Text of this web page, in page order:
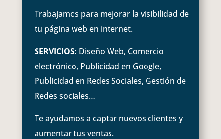
Trabajamos para mejorar la visibilidad de
tu página web en internet.
SERVICIOS: Diseño Web, Comercio
electrónico, Publicidad en Google,
Publicidad en Redes Sociales, Gestión de
Redes sociales…
Te ayudamos a captar nuevos clientes y
aumentar tus ventas.